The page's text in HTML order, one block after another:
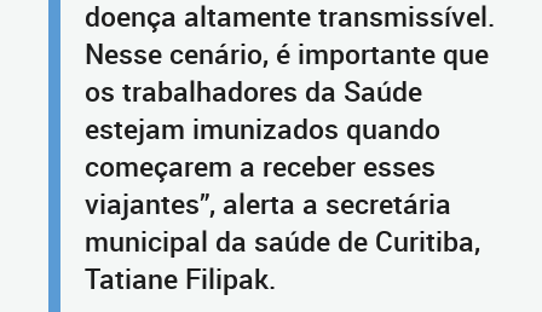
doença altamente transmissível.
Nesse cenário, é importante que
os trabalhadores da Saúde
estejam imunizados quando
começarem a receber esses
viajantes”, alerta a secretária
municipal da saúde de Curitiba,
Tatiane Filipak.